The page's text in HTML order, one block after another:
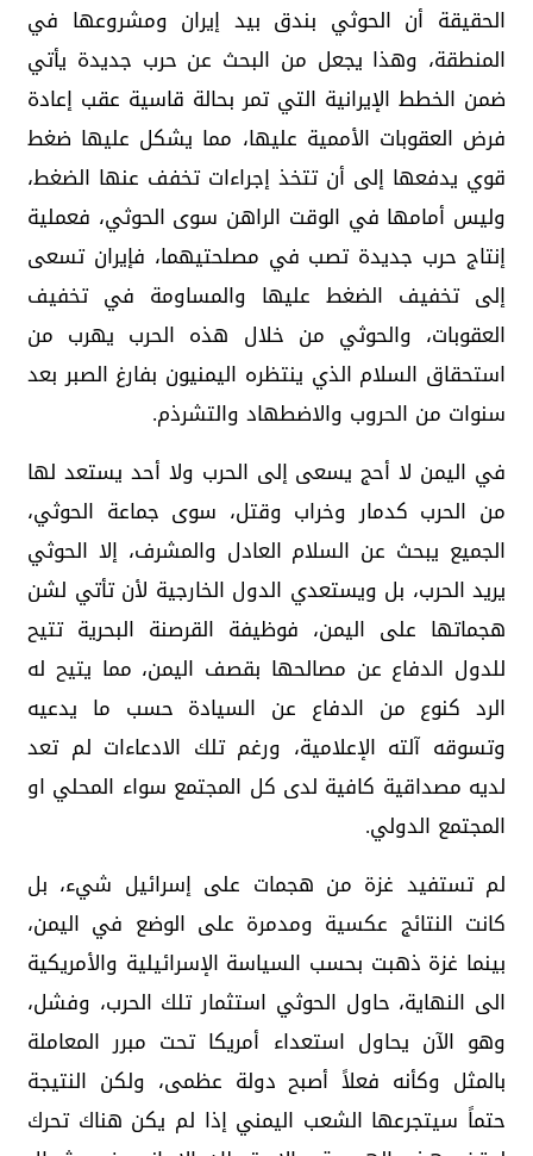
الحقيقة أن الحوثي بندق بيد إيران ومشروعها في
المنطقة، وهذا يجعل من البحث عن حرب جديدة يأتي
ضمن الخطط الإيرانية التي تمر بحالة قاسية عقب إعادة
فرض العقوبات الأممية عليها، مما يشكل عليها ضغط
قوي يدفعها إلى أن تتخذ إجراءات تخفف عنها الضغط،
وليس أمامها في الوقت الراهن سوى الحوثي، فعملية
إنتاج حرب جديدة تصب في مصلحتيهما، فإيران تسعى
إلى تخفيف الضغط عليها والمساومة في تخفيف
العقوبات، والحوثي من خلال هذه الحرب يهرب من
استحقاق السلام الذي ينتظره اليمنيون بفارغ الصبر بعد
سنوات من الحروب والاضطهاد والتشرذم.
في اليمن لا أحج يسعى إلى الحرب ولا أحد يستعد لها
من الحرب كدمار وخراب وقتل، سوى جماعة الحوثي،
الجميع يبحث عن السلام العادل والمشرف، إلا الحوثي
يريد الحرب، بل ويستعدي الدول الخارجية لأن تأتي لشن
هجماتها على اليمن، فوظيفة القرصنة البحرية تتيح
للدول الدفاع عن مصالحها بقصف اليمن، مما يتيح له
الرد كنوع من الدفاع عن السيادة حسب ما يدعيه
وتسوقه آلته الإعلامية، ورغم تلك الادعاءات لم تعد
لديه مصداقية كافية لدى كل المجتمع سواء المحلي او
المجتمع الدولي.
لم تستفيد غزة من هجمات على إسرائيل شيء، بل
كانت النتائج عكسية ومدمرة على الوضع في اليمن،
بينما غزة ذهبت بحسب السياسة الإسرائيلية والأمريكية
الى النهاية، حاول الحوثي استثمار تلك الحرب، وفشل،
وهو الآن يحاول استعداء أمريكا تحت مبرر المعاملة
بالمثل وكأنه فعلاً أصبح دولة عظمى، ولكن النتيجة
حتماً سيتجرعها الشعب اليمني إذا لم يكن هناك تحرك